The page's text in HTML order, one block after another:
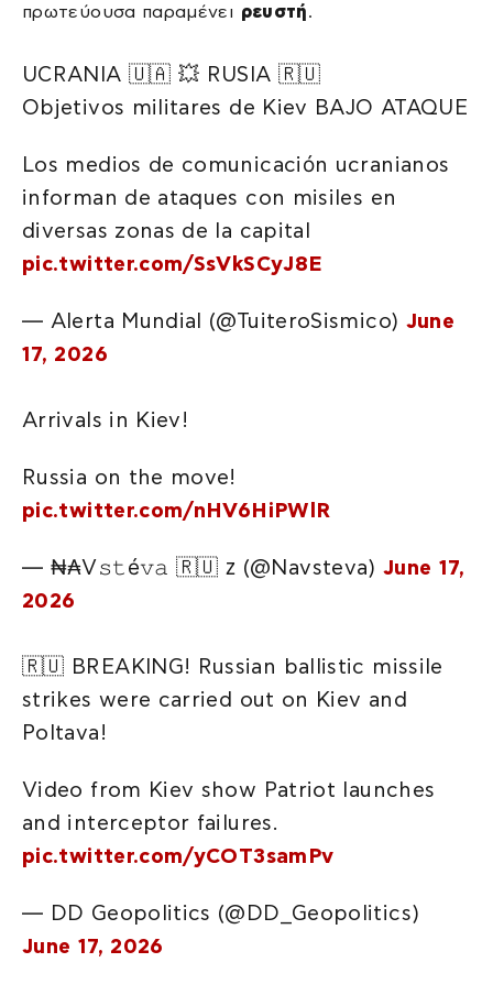
πρωτεύουσα παραμένει ρευστή.
UCRANIA 🇺🇦 💥 RUSIA 🇷🇺
Objetivos militares de Kiev BAJO ATAQUE
Los medios de comunicación ucranianos
informan de ataques con misiles en
diversas zonas de la capital
pic.twitter.com/SsVkSCyJ8E
— Alerta Mundial (@TuiteroSismico) June
17, 2026
Arrivals in Kiev!
Russia on the move!
pic.twitter.com/nHV6HiPWlR
— ₦₳V𝚜𝚝é𝚟𝚊 🇷🇺 ᴢ (@Navsteva)June 17,
2026
🇷🇺 BREAKING! Russian ballistic missile
strikes were carried out on Kiev and
Poltava!
Video from Kiev show Patriot launches
and interceptor failures.
pic.twitter.com/yCOT3samPv
— DD Geopolitics (@DD_Geopolitics)
June 17, 2026